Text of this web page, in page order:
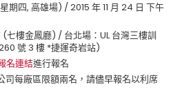
期四, 高雄場) / 2015 年 11 月 24 日 下午
七樓金鳳廳) / 台北場：UL 台灣三樓訓
號 3 樓 *捷運奇岩站)
名連結進行報名
司每廠區限額兩名，請儘早報名以利席